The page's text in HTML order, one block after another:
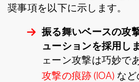
奨事項を以下に示します。
振る舞いベースの攻
ューションを採用し
ェーン攻撃は巧妙で
攻撃の痕跡 (IOA) な